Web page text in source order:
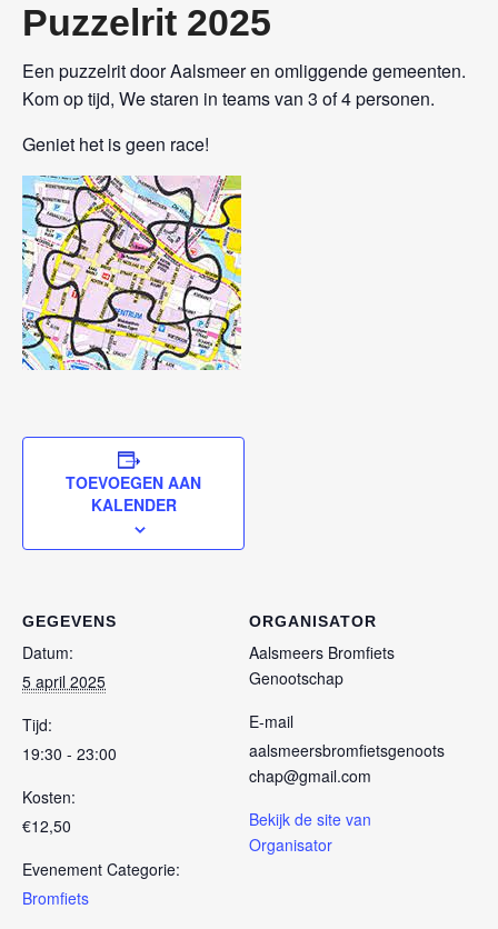
Puzzelrit 2025
Een puzzelrit door Aalsmeer en omliggende gemeenten.
Kom op tijd, We staren in teams van 3 of 4 personen.
Geniet het is geen race!
TOEVOEGEN AAN
KALENDER
GEGEVENS
Datum:
5 april 2025
Tijd:
19:30 - 23:00
Kosten:
€12,50
Evenement Categorie:
Bromfiets
ORGANISATOR
Aalsmeers Bromfiets
Genootschap
E-mail
aalsmeersbromfietsgenoots
chap@gmail.com
Bekijk de site van
Organisator